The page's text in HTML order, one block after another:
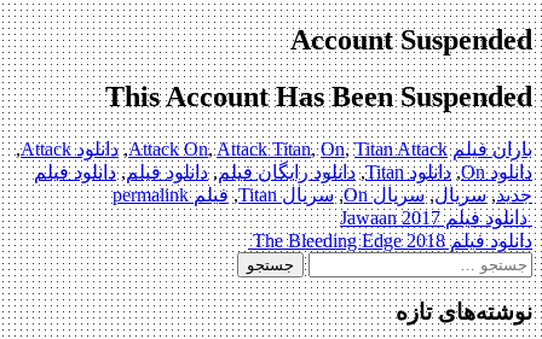
Account Suspended
This Account Has Been Suspended
باران فیلم Attack On,Attack Titan,On,Titan Attack
,دانلود Attack
,
دانلود On
,دانلود Titan ,دانلود رایگان فیلم,دانلود فیلم,دانلود فیلم
جدید,سریال ,سریال On ,سریال Titan ,فیلمpermalink
Post
navigation
دانلود فیلم Jawaan 2017
دانلود فیلم The Bleeding Edge 2018
جستجو
برای:
نوشته‌های تازه